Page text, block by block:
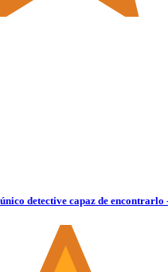
detective capaz de